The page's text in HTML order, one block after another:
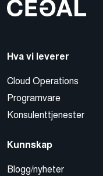
Hva vi leverer
Cloud Operations
Programvare
Konsulenttjenester
Kunnskap
Blogg/nyheter